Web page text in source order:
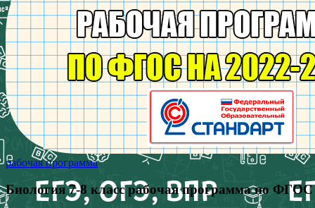
рабочая программа
Биология 7-8 класс рабочая программа по ФГОС